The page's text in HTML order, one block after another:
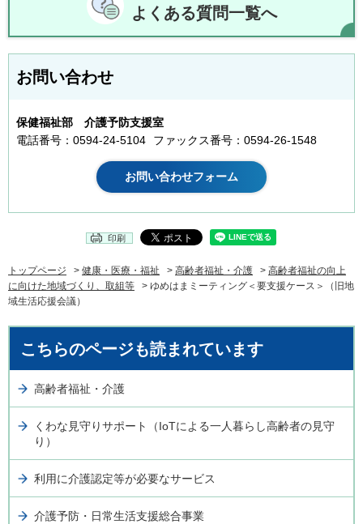
よくある質問一覧へ
お問い合わせ
保健福祉部 介護予防支援室
電話番号：0594-24-5104
ファックス番号：0594-26-1548
印刷
トップページ > 健康・医療・福祉 > 高齢者福祉・介護 > 高齢者福祉の向上
に向けた地域づくり、取組等
> ゆめはまミーティング＜要支援ケース＞（旧地
域生活応援会議）
こちらのページも読まれています
高齢者福祉・介護
くわな見守りサポート（IoTによる一人暮らし高齢者の見守
り）
利用に介護認定等が必要なサービス
介護予防・日常生活支援総合事業